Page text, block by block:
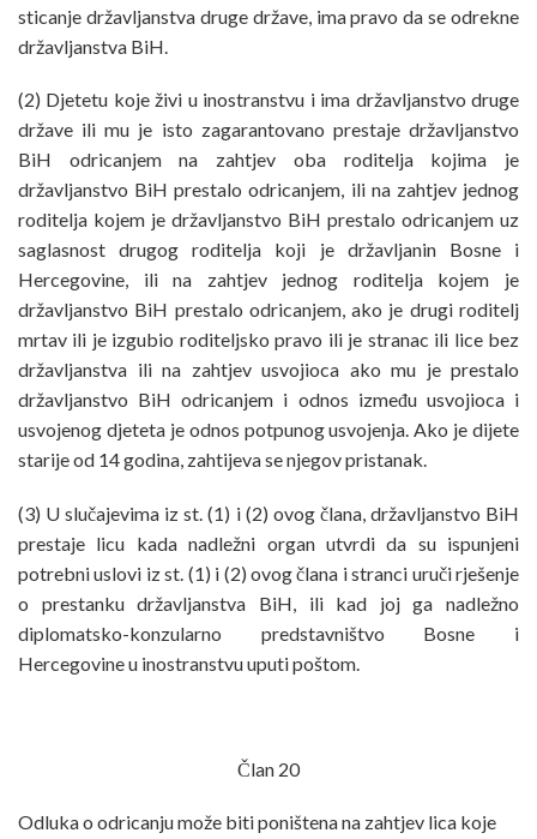
sticanje državljanstva druge države, ima pravo da se odrekne
državljanstva BiH.
(2) Djetetu koje živi u inostranstvu i ima državljanstvo druge
države ili mu je isto zagarantovano prestaje državljanstvo
BiH odricanjem na zahtjev oba roditelja kojima je
državljanstvo BiH prestalo odricanjem, ili na zahtjev jednog
roditelja kojem je državljanstvo BiH prestalo odricanjem uz
saglasnost drugog roditelja koji je državljanin Bosne i
Hercegovine, ili na zahtjev jednog roditelja kojem je
državljanstvo BiH prestalo odricanjem, ako je drugi roditelj
mrtav ili je izgubio roditeljsko pravo ili je stranac ili lice bez
državljanstva ili na zahtjev usvojioca ako mu je prestalo
državljanstvo BiH odricanjem i odnos između usvojioca i
usvojenog djeteta je odnos potpunog usvojenja. Ako je dijete
starije od 14 godina, zahtijeva se njegov pristanak.
(3) U slučajevima iz st. (1) i (2) ovog člana, državljanstvo BiH
prestaje licu kada nadležni organ utvrdi da su ispunjeni
potrebni uslovi iz st. (1) i (2) ovog člana i stranci uruči rješenje
o prestanku državljanstva BiH, ili kad joj ga nadležno
diplomatsko-konzularno predstavništvo Bosne i
Hercegovine u inostranstvu uputi poštom.
Član 20
Odluka o odricanju može biti poništena na zahtjev lica koje